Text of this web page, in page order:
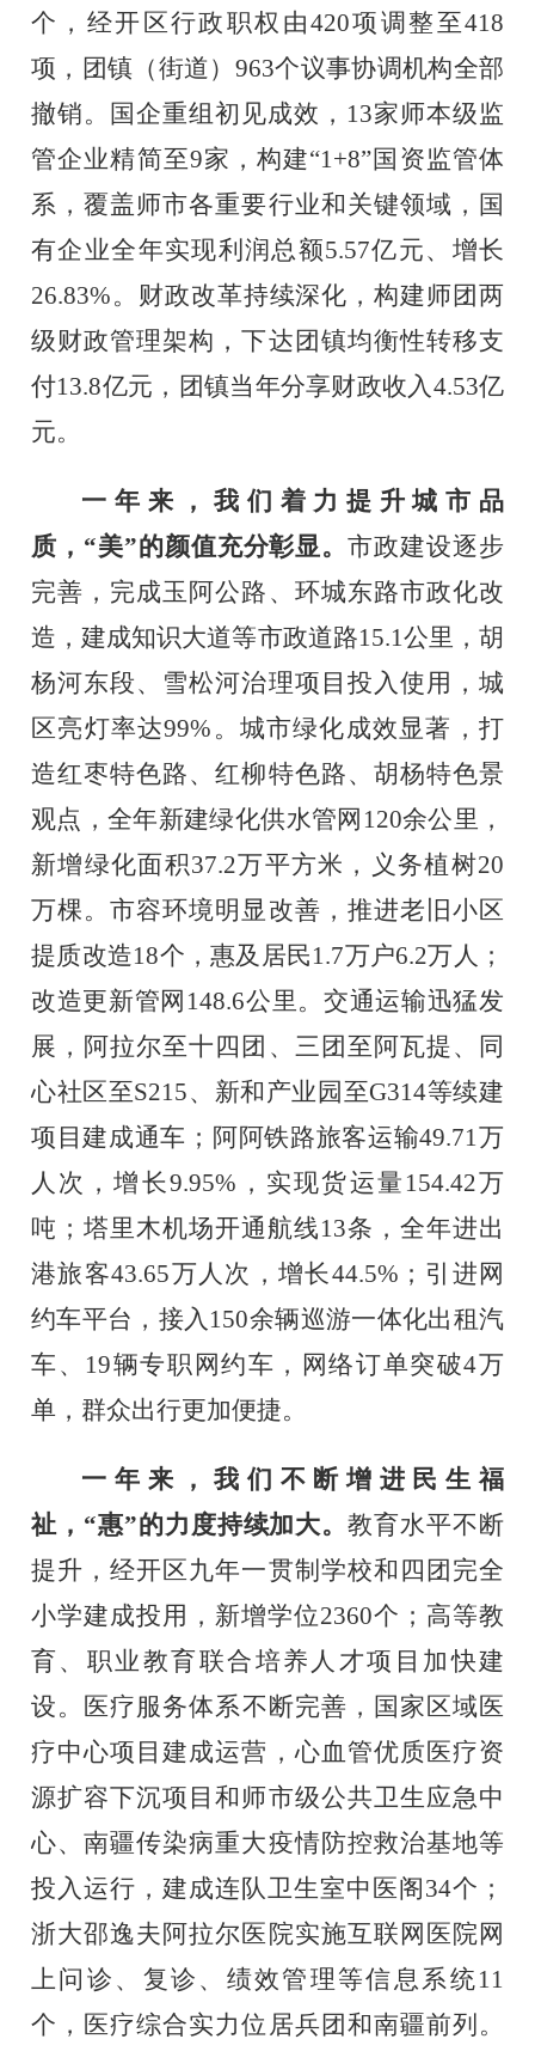
个，经开区行政职权由420项调整至418
项，团镇（街道） 963个议事协调机构全部
撤销。国企重组初见成效， 13家师本级监
管企业精简至9家，构建“1+8”国资监管体
系 ，覆盖师市各重要行业和关键领域，国
有企业全年实现利润总额5.57亿元、增长
26.83%。财政改革持续深化，构建师团两
级财政管理架构，下达团镇均衡性转移支
付13.8亿元，团镇当年分享财政收入 4.53亿
元。
一年来，我们着力提升城市品
质， “美”的颜值充分彰显。市政建设逐步
完善，完成玉阿公路、环城东路市政化改
造，建成知识大道等市政道路15.1公里，胡
杨河东段、雪松河治理项目投入使用，城
区亮灯率达99% 。城市绿化成效显著，打
造红枣特色路、红柳特色路、胡杨特色景
观点，全年新建绿化供水管网 120余公里，
新增绿化面积37.2万平方米，义务植树20
万棵。市容环境明显改善，推进老旧小区
提质改造18个，惠及居民1.7万户6.2万人；
改造更新管网 148.6公里。交通运输迅猛发
展，阿拉尔至十四团、三团至阿瓦提、
同
心社区至S215、新和产业园至G314等续建
项目建成通车；阿阿铁路旅客运输49.71 万
人次，增长9.95% ，实现货运量 154.42万
吨；塔里木机场开通航线13条，全年进出
港旅客43.65万人次，增长44.5% ；引进网
约车平台，接入 150余辆巡游一体化出租汽
车、 19辆专职网约车，网络订单突破4万
单，群众出行更加便捷。
一年来，我们不断增进民生福
祉， “惠”的力度持续加大。教育水平不断
提升，经开区九年一贯制学校和四团完全
小学建成投用，新增学位2360个；高等教
育、职业教育联合培养人才项目加快建
设。 医疗服务体系不断完善，国家区域医
疗中心项目建成运营，心血管优质医疗资
源扩容下沉项目和师市级公共卫生应急中
心、南疆传染病重大疫情防控救治基地等
投入运行，建成连队卫生室中医阁34个；
浙大邵逸夫阿拉尔医院实施互联网医院网
上问诊、复诊、绩效管理等信息系统11
个，医疗综合实力位居兵团和南疆前列。